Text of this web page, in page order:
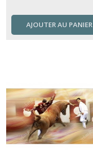
AJOUTER AU PANIER